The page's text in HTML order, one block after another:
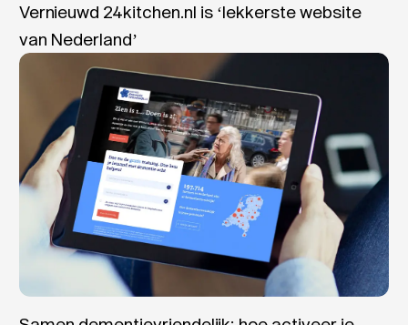
Vernieuwd 24kitchen.nl is ‘lekkerste website
van Nederland’